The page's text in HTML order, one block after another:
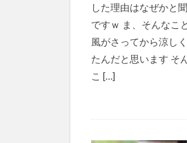
した理由はなぜかと
ですｗ ま、そんなこ
風がさってから涼し
たんだと思います そ
こ […]